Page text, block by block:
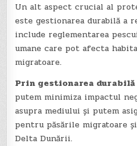
Un alt aspect crucial al
este gestionarea durabilă a
include reglementarea
umane care pot afecta
migratoare.
Prin gestionarea
putem minimiza impactul
asupra mediului și putem
pentru păsările migratoare
Delta Dunării.